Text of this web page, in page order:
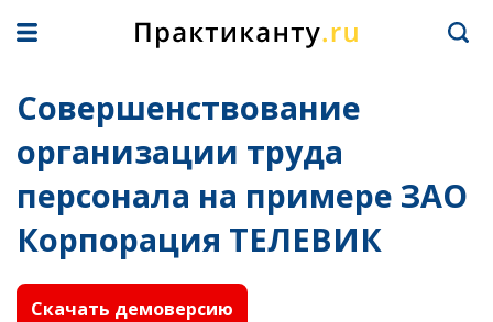
Совершенствование
организации труда
персонала на примере ЗАО
Корпорация ТЕЛЕВИК
Скачать демоверсию